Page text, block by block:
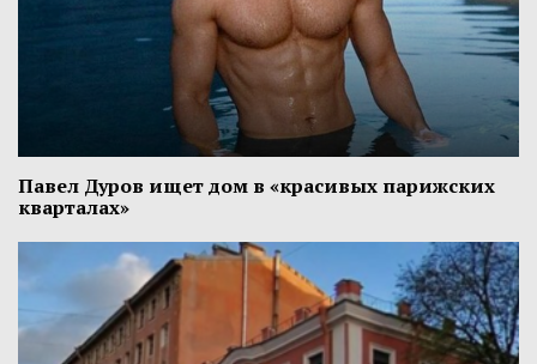
Павел Дуров ищет дом в «красивых парижских
кварталах»